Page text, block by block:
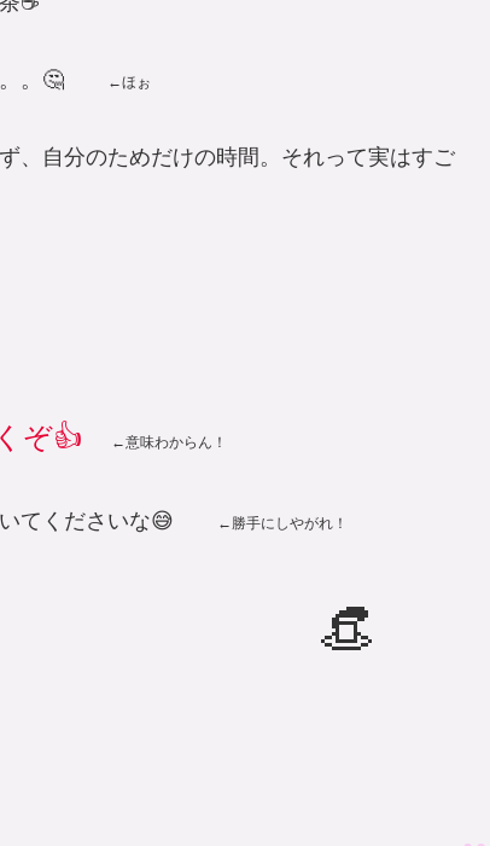
。。🤔 ←ほぉ
、自分のためだけの時間。それって実はすご
ぞ👍 ←意味わからん！
いてくださいな😅 ←勝手にしやがれ！